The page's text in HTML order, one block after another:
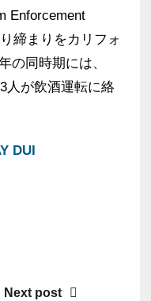
Enforcement
締まりをカリフォ
の同時期には、
人が飲酒運転に絡
DUI
Next post